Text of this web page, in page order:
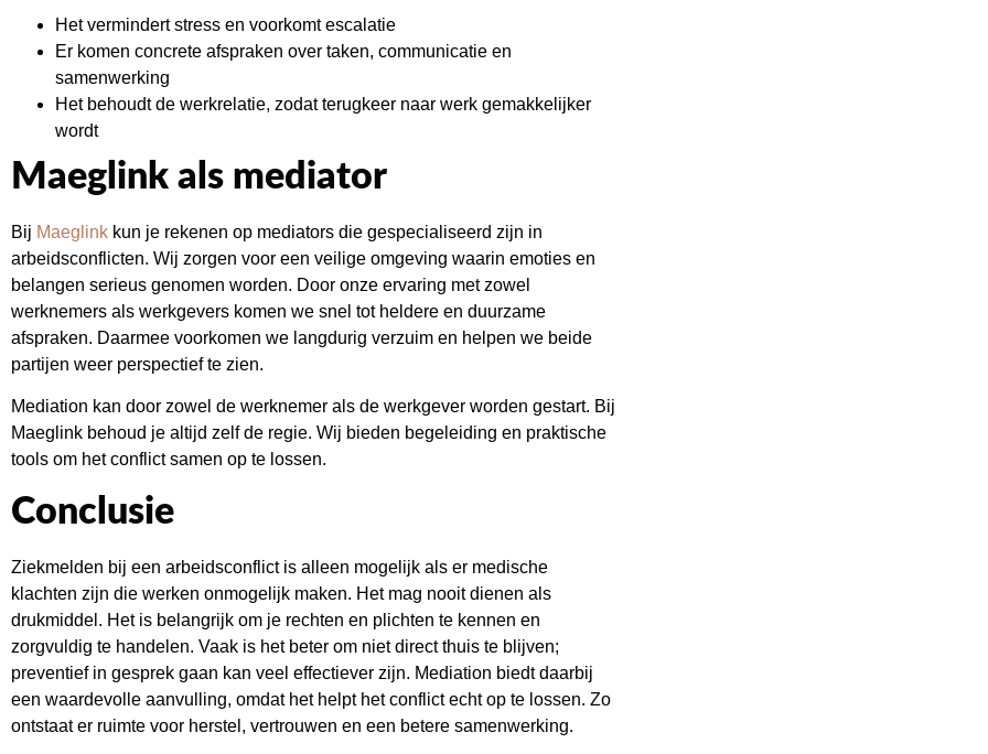
Het vermindert stress en voorkomt escalatie
Er komen concrete afspraken over taken, communicatie en
samenwerking
Het behoudt de werkrelatie, zodat terugkeer naar werk gemakkelijker
wordt
Maeglink als mediator
Bij Maeglink kun je rekenen op mediators die gespecialiseerd zijn in
arbeidsconflicten. Wij zorgen voor een veilige omgeving waarin emoties en
belangen serieus genomen worden. Door onze ervaring met zowel
werknemers als werkgevers komen we snel tot heldere en duurzame
afspraken. Daarmee voorkomen we langdurig verzuim en helpen we beide
partijen weer perspectief te zien.
Mediation kan door zowel de werknemer als de werkgever worden gestart. Bij
Maeglink behoud je altijd zelf de regie. Wij bieden begeleiding en praktische
tools om het conflict samen op te lossen.
Conclusie
Ziekmelden bij een arbeidsconflict is alleen mogelijk als er medische
klachten zijn die werken onmogelijk maken. Het mag nooit dienen als
drukmiddel. Het is belangrijk om je rechten en plichten te kennen en
zorgvuldig te handelen. Vaak is het beter om niet direct thuis te blijven;
preventief in gesprek gaan kan veel effectiever zijn. Mediation biedt daarbij
een waardevolle aanvulling, omdat het helpt het conflict echt op te lossen. Zo
ontstaat er ruimte voor herstel, vertrouwen en een betere samenwerking.